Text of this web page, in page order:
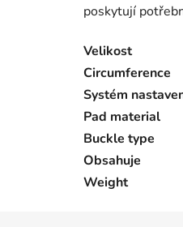
poskytují
Velikost
Circumference
Systém
Pad material
Buckle type
Obsahuje
Weight